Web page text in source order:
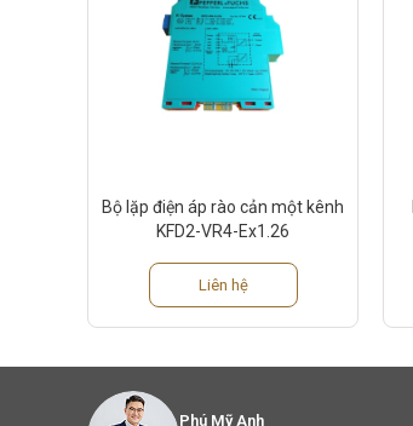
Bộ lặp điện áp rào cản một kênh
KFD2-VR4-Ex1.26
Liên hệ
Phú Mỹ Anh